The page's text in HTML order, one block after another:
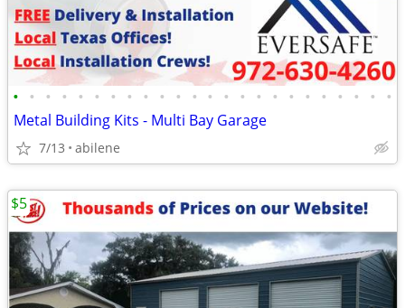
• • • • • • • • • • • • • • • • • • • • • • • •
Metal Building Kits - Multi Bay Garage
7/13 abilene
$5